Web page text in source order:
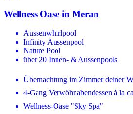
Wellness Oase in Meran
Aussenwhirlpool
Infinity Aussenpool
Nature Pool
über 20 Innen- & Aussenpools
Übernachtung im Zimmer deiner
4-Gang Verwöhnabendessen à la
Wellness-Oase "Sky Spa"